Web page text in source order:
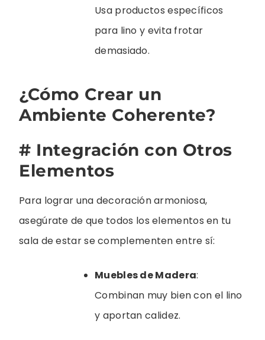
Usa productos específicos
para lino y evita frotar
demasiado.
¿Cómo Crear un
Ambiente Coherente?
# Integración con Otros
Elementos
Para lograr una decoración armoniosa,
asegúrate de que todos los elementos en tu
sala de estar se complementen entre sí:
Muebles de Madera:
Combinan muy bien con el lino
y aportan calidez.